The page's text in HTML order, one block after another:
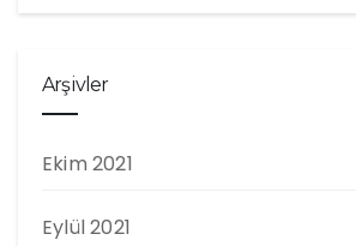
Arşivler
Ekim 2021
Eylül 2021